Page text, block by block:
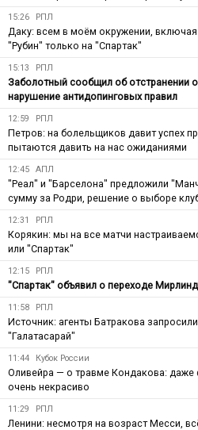
15:26 РПЛ
Даку: всем в моём окружении,
"Рубин" только на "Спартак"
15:13 РПЛ
Заболотный сообщил об отстранении
нарушение антидопинговых правил
12:59 РПЛ
Петров: на болельщиков давит успех
пытаются давить на нас ожиданиями
12:45 АПЛ
"Реал" и "Барселона" предложили
сумму за Родри, решение о выборе
12:31 РПЛ
Корякин: мы на все матчи
или "Спартак"
12:15 РПЛ
"Спартак" объявил о переходе
11:58 РПЛ
Источник: агенты Батракова
"Галатасарай"
11:44 Кубок России
Оливейра — о травме Кондакова:
очень некрасиво
11:29 РПЛ
Ленини: несмотря на возраст Месси,